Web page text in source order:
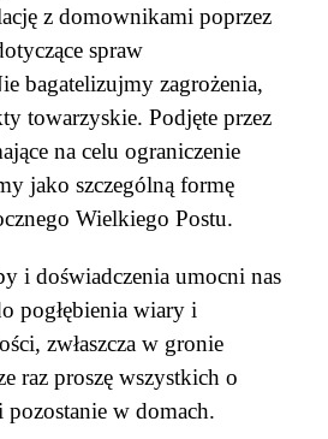
z domownikami poprzez
spraw
bagatelizujmy zagrożenia,
towarzyskie. Podjęte przez
na celu ograniczenie
jako szczególną formę
Wielkiego Postu.
i doświadczenia umocni nas
pogłębienia wiary i
zwłaszcza w gronie
raz proszę wszystkich o
w domach.